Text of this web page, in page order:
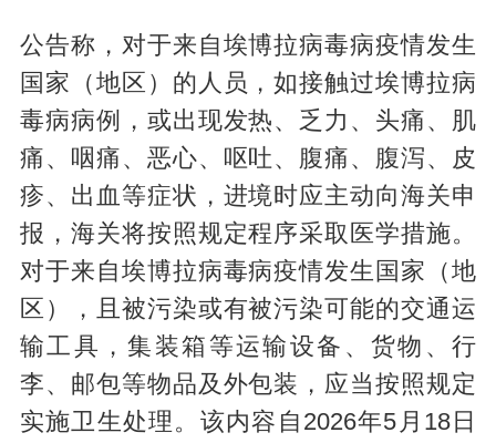
公告称，对于来自埃博拉病毒病疫情发生
国家（地区）的人员，如接触过埃博拉病
毒病病例，或出现发热、乏力、头痛、肌
痛、咽痛、恶心、呕吐、腹痛、腹泻、皮
疹、出血等症状，进境时应主动向海关申
报，海关将按照规定程序采取医学措施。
对于来自埃博拉病毒病疫情发生国家（地
区），且被污染或有被污染可能的交通运
输工具，集装箱等运输设备、货物、行
李、邮包等物品及外包装，应当按照规定
实施卫生处理。该内容自2026年5月18日